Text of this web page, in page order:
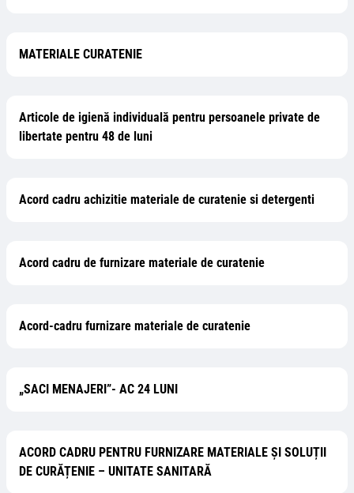
MATERIALE CURATENIE
Articole de igienă individuală pentru persoanele private de
libertate pentru 48 de luni
Acord cadru achizitie materiale de curatenie si detergenti
Acord cadru de furnizare materiale de curatenie
Acord-cadru furnizare materiale de curatenie
„SACI MENAJERI”- AC 24 LUNI
ACORD CADRU PENTRU FURNIZARE MATERIALE ȘI SOLUȚII
DE CURĂȚENIE – UNITATE SANITARĂ